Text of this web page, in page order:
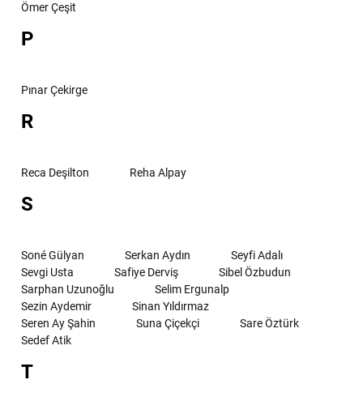
Ömer Çeşit
P
Pınar Çekirge
R
Reca Deşilton Reha Alpay
S
Soné Gülyan Serkan Aydın
Seyfi Adalı
Sevgi Usta
Safiye Derviş
Sibel Özbudun
Sarphan Uzunoğlu
Selim Ergunalp
Sezin Aydemir
Sinan Yıldırmaz
Seren Ay Şahin
Suna Çiçekçi
Sare Öztürk
Sedef Atik
T